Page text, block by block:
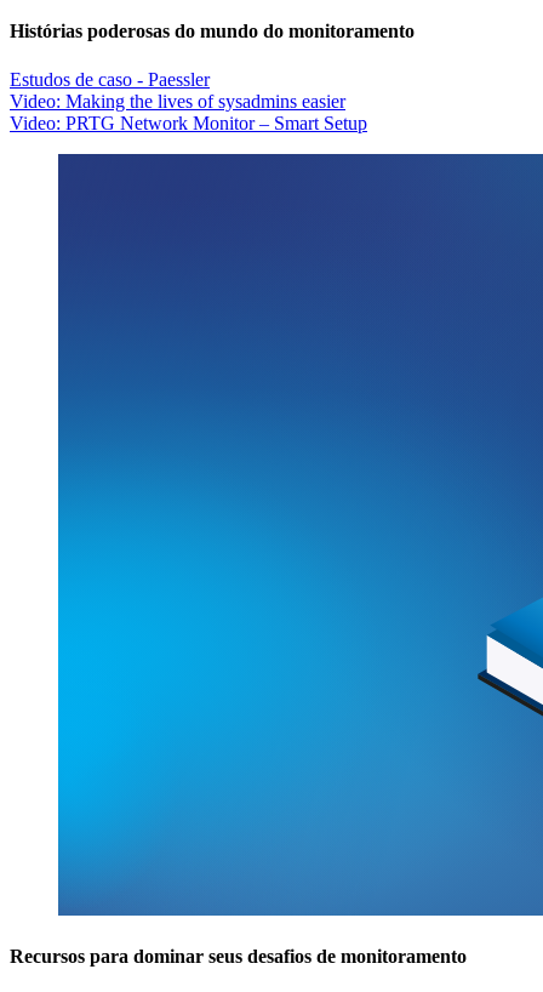
Histórias poderosas do mundo do monitoramento
Estudos de caso - Paessler
Video: Making the lives of sysadmins easier
Video: PRTG Network Monitor – Smart Setup
Recursos para dominar seus desafios de monitoramento